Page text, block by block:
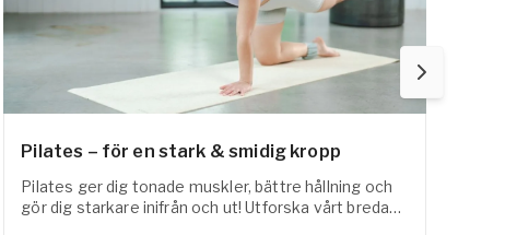
Pilates – för en stark & smidig kropp
Pilates ger dig tonade muskler, bättre hållning och
gör dig starkare inifrån och ut! Utforska vårt breda